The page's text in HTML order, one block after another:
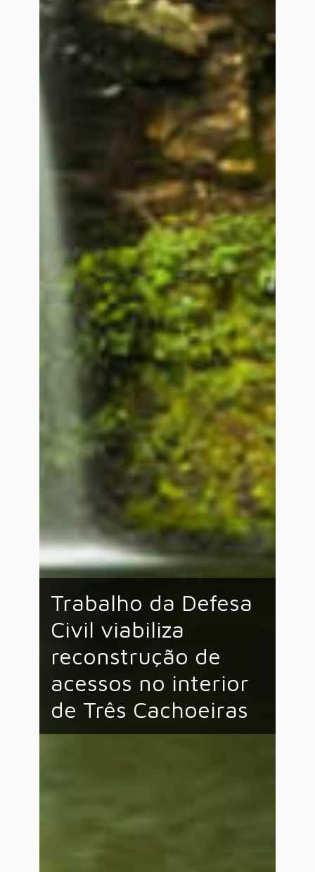
Trabalho da Defesa
Civil viabiliza
reconstrução de
acessos no interior
de Três Cachoeiras